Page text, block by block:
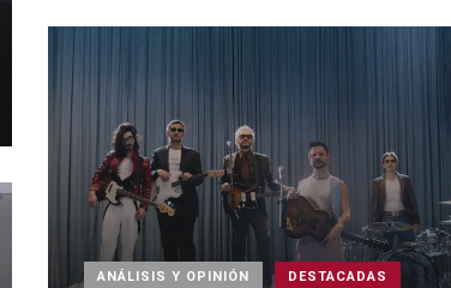
ANÁLISIS Y OPINIÓN DESTACADAS